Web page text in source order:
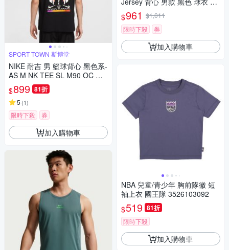
SPORT TOWN 斯博堂
NIKE 耐吉 男 籃球背心 黑色系-
AS M NK TEE SL M90 OC MO
TO 1 L-IB4329010
$899 81折
5 (1)
限時下殺 券
加入購物車
動 IF2601-010
$961 $1,011
限時下殺
券
加入購物車
NBA 兒童/青少年 胸前隊徽 短
袖上衣 國王隊 3526103092
$519 81折
限時下殺
加入購物車